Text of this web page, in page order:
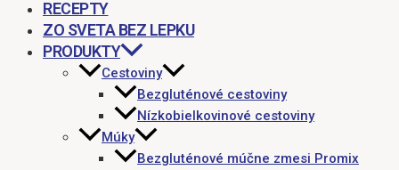
RECEPTY
ZO SVETA BEZ LEPKU
PRODUKTY
Cestoviny
Bezgluténové cestoviny
Nízkobielkovinové cestoviny
Múky
Bezgluténové múčne zmesi Promix